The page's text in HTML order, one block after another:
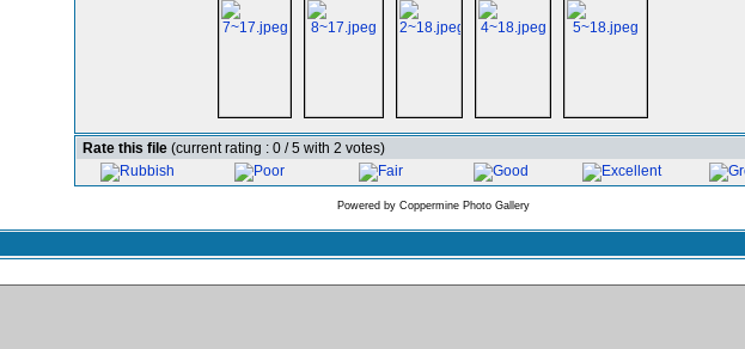
Rate this file (current rating : 0 / 5 with 2 votes)
Powered by Coppermine Photo Gallery